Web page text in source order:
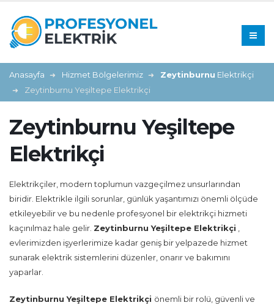
Anasayfa Hizmet Bölgelerimiz Zeytinburnu Elektrikçi
Zeytinburnu Yeşiltepe Elektrikçi
Zeytinburnu Yeşiltepe
Elektrikçi
Elektrikçiler, modern toplumun vazgeçilmez unsurlarından
biridir. Elektrikle ilgili sorunlar, günlük yaşantımızı önemli ölçüde
etkileyebilir ve bu nedenle profesyonel bir elektrikçi hizmeti
kaçınılmaz hale gelir. Zeytinburnu Yeşiltepe Elektrikçi
evlerimizden işyerlerimize kadar geniş bir yelpazede hizmet
sunarak elektrik sistemlerini düzenler, onarır ve bakımını
yaparlar.
Zeytinburnu Yeşiltepe Elektrikçi önemli bir rolü, güvenli ve